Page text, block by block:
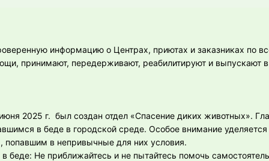
информацию о Центрах, приютах и заказниках по
принимают, передерживают, реабилитируют и выпускают в
2025 г. был создан отдел «Спасение диких животных».
в беде в городской среде. Особое внимание
в непривычные для них условия.
беде: Не приближайтесь и не пытайтесь помочь